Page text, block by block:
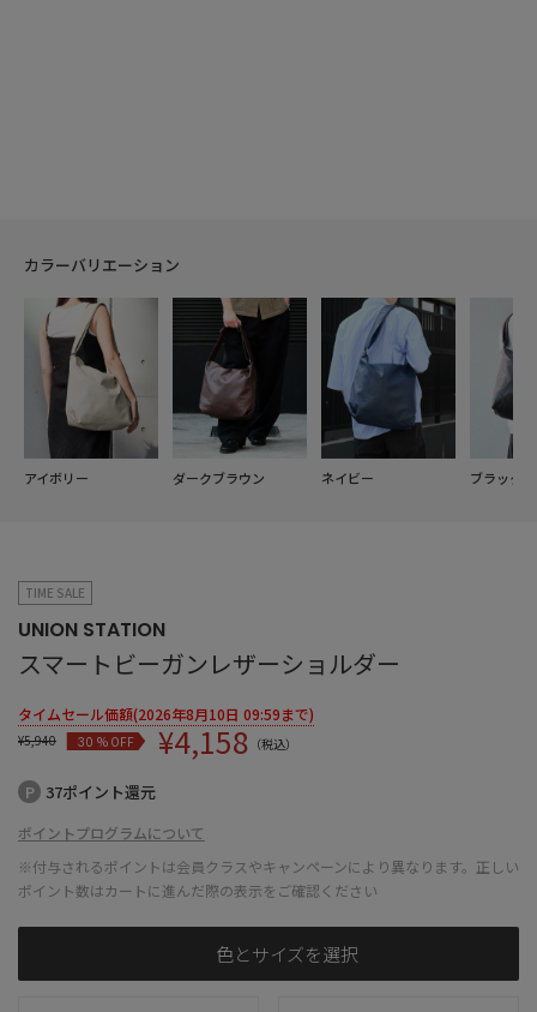
カラーバリエーション
アイボリー ダークブラウン ネイビー ブラック
TIME SALE
UNION STATION
スマートビーガンレザーショルダー
タイムセール価額(2026年8月10日 09:59まで)
¥5,940 30 % OFF ¥4,158 （税込）
37ポイント還元
ポイントプログラムについて
※付与されるポイントは会員クラスやキャンペーンにより異なります。正しい
ポイント数はカートに進んだ際の表示をご確認ください
色とサイズを選択